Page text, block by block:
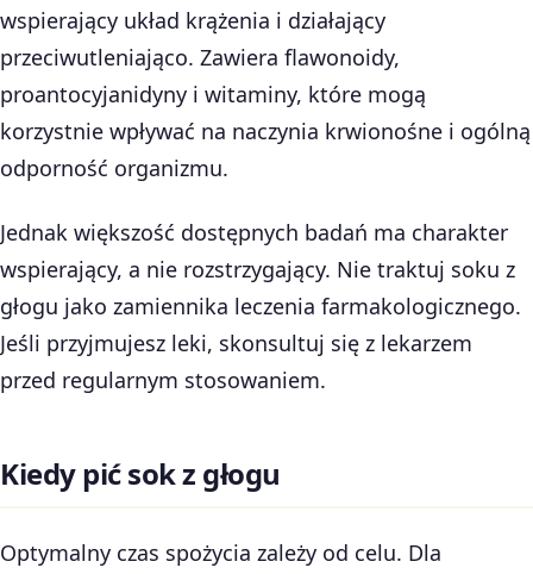
wspierający układ krążenia i działający
przeciwutleniająco. Zawiera flawonoidy,
proantocyjanidyny i witaminy, które mogą
korzystnie wpływać na naczynia krwionośne i ogólną
odporność organizmu.
Jednak większość dostępnych badań ma charakter
wspierający, a nie rozstrzygający. Nie traktuj soku z
głogu jako zamiennika leczenia farmakologicznego.
Jeśli przyjmujesz leki, skonsultuj się z lekarzem
przed regularnym stosowaniem.
Kiedy pić sok z głogu
Optymalny czas spożycia zależy od celu. Dla